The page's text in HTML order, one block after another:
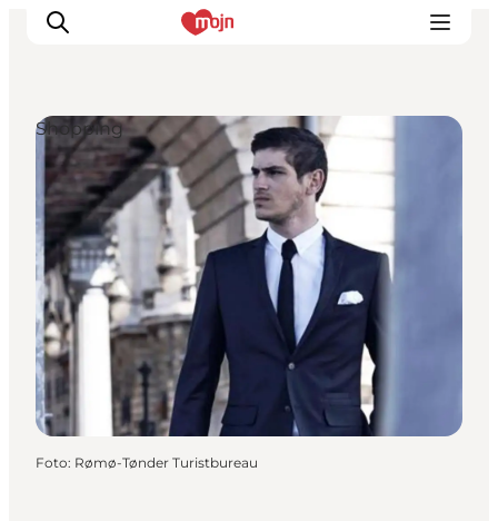
Erlebnisse
Städte und Regionen
Events
Übernachtung
Plane deine Reise
Booking
Shopping
Foto: Rømø-Tønder Turistbureau